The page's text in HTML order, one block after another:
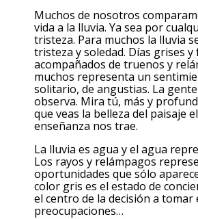
Muchos de nosotros
vida a la lluvia. Ya sea por
tristeza. Para muchos la lluvia
tristeza y soledad. Días grises y
acompañados de truenos y
muchos representa un
solitario, de angustias. La
observa. Mira tú, más y
que veas la belleza del paisaje
enseñanza nos trae.
La lluvia es agua y el agua
Los rayos y relámpagos
oportunidades que sólo
color gris es el estado de
el centro de la decisión a tomar
preocupaciones…